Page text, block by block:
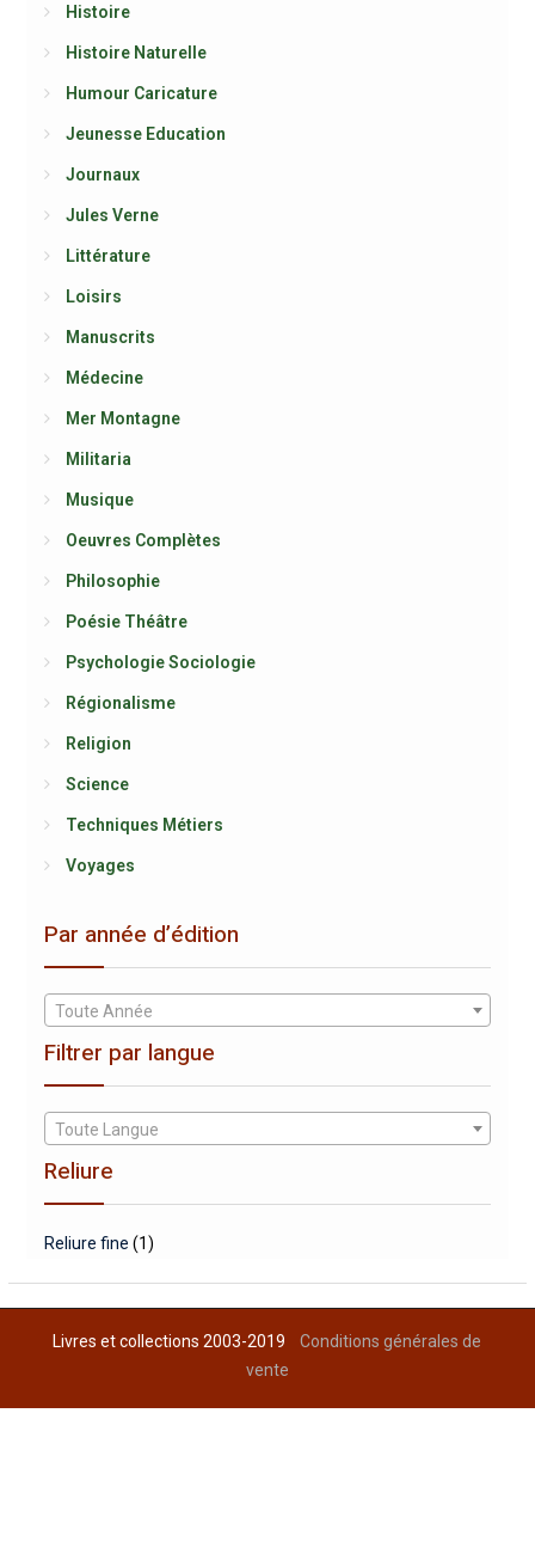
Histoire
Histoire Naturelle
Humour Caricature
Jeunesse Education
Journaux
Jules Verne
Littérature
Loisirs
Manuscrits
Médecine
Mer Montagne
Militaria
Musique
Oeuvres Complètes
Philosophie
Poésie Théâtre
Psychologie Sociologie
Régionalisme
Religion
Science
Techniques Métiers
Voyages
Par année d’édition
Toute Année
Filtrer par langue
Toute Langue
Reliure
Reliure fine (1)
Livres et collections 2003-2019Conditions générales de
vente